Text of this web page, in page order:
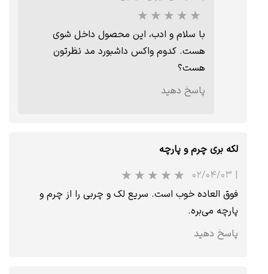
★★★
با سلام و ادب، این محصول داخل شوی
هست. کدوم واکس داشبورد مد نظرتون
هست؟
پاسخ دهید
لکه بری چرم و پارچه
| ۰۲/۰۴/۰۳
فوق العاده خوب است. سریع لک و چربی را از چرم و
پارچه می‌بره.
پاسخ دهید